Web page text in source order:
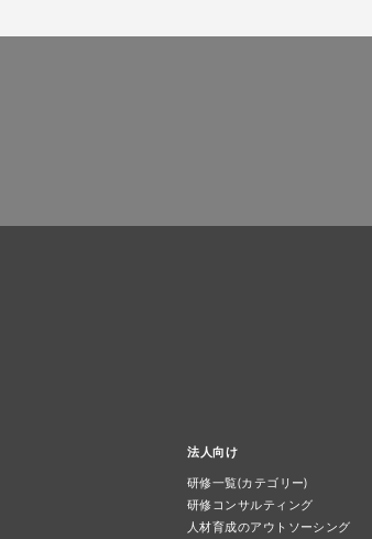
法人向け
研修一覧(カテゴリー)
研修コンサルティング
人材育成のアウトソーシング